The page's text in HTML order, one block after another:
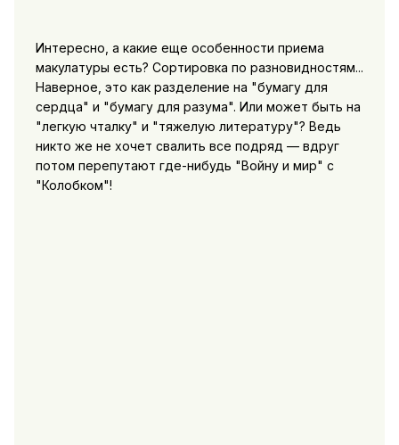
Интересно, а какие еще особенности приема
макулатуры есть? Сортировка по разновидностям...
Наверное, это как разделение на "бумагу для
сердца" и "бумагу для разума". Или может быть на
"легкую чталку" и "тяжелую литературу"? Ведь
никто же не хочет свалить все подряд — вдруг
потом перепутают где-нибудь "Войну и мир" с
"Колобком"!